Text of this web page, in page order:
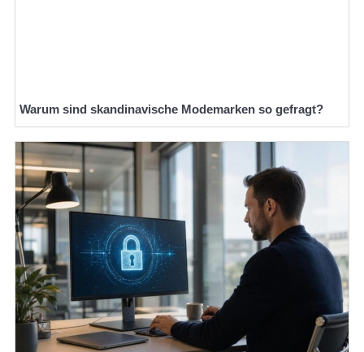
Warum sind skandinavische Modemarken so gefragt?